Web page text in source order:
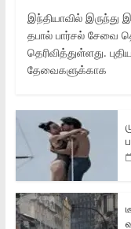
இந்தியாவில் இருந்து
தபால் பார்சல் சேவை
தெரிவித்துள்ளது.
தேவைகளுக்காக